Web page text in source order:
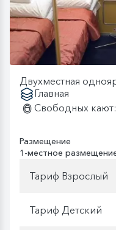
Двухместная
Главная
Свободных
Размещение
1-местное
Тариф Взрослый
Тариф Детский